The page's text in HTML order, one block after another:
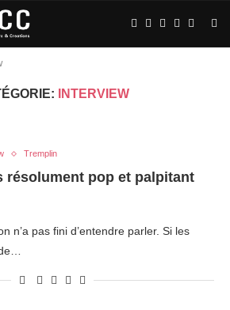
INTERVIEW
Tremplin
résolument pop et palpitant
n’a pas fini d’entendre parler. Si les